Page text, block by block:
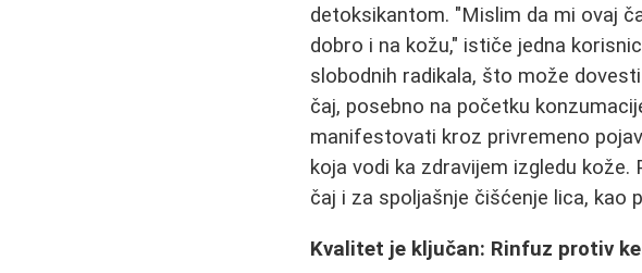
detoksikantom. "Mislim da mi ovaj
dobro i na kožu," ističe jedna
slobodnih radikala, što može
čaj, posebno na početku
manifestovati kroz privremeno
koja vodi ka zdravijem izgledu
čaj i za spoljašnje čišćenje lica, kao
Kvalitet je ključan: Rinfuz protiv